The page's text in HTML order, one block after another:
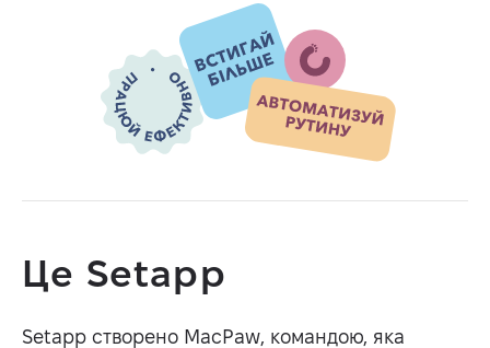
Це Setapp
Setapp створено MacPaw, командою, яка